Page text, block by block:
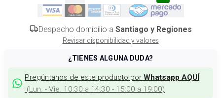
Despacho domicilio a Santiago y Regiones
Revisar disponibilidad y valores
¿TIENES ALGUNA DUDA?
Pregúntanos de este producto por Whatsapp AQUÍ
(Lun. - Vie. 10:30 a 14:30 - 15:00 a 19:00)